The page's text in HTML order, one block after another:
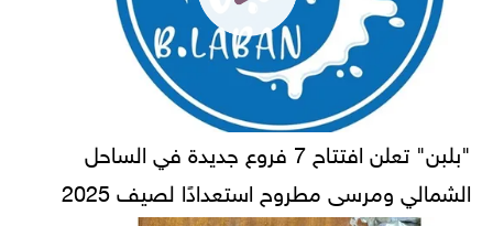
"بلبن" تعلن افتتاح 7 فروع جديدة في الساحل
الشمالي ومرسى مطروح استعدادًا لصيف 2025